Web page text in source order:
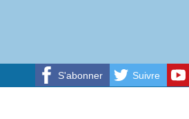
S'abonner Suivre